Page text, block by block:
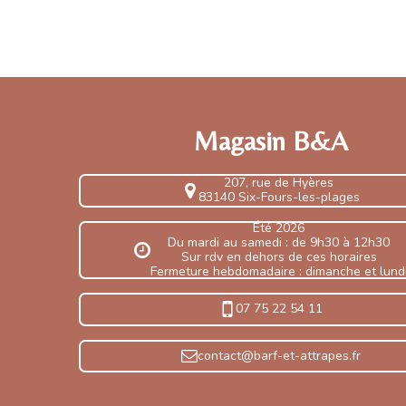
Magasin B&A
207, rue de Hyères
83140 Six-Fours-les-plages
Été 2026
Du mardi au samedi : de 9h30 à 12h30
Sur rdv en dehors de ces horaires
Fermeture hebdomadaire : dimanche et
07 75 22 54 11
contact@barf-et-attrapes.fr